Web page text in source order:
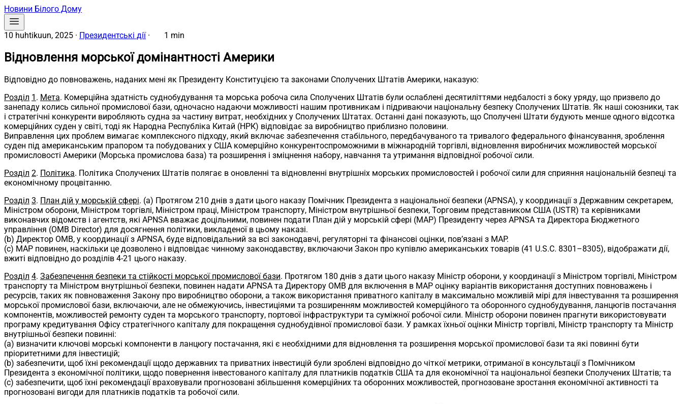
Новини Білого Дому
10 huhtikuun, 2025 · Президентські дії · 1 min
Відновлення морської домінантності Америки
Відповідно до повноважень, наданих мені як Президенту Конституцією та законами Сполучених Штатів Америки, наказую:
Розділ 1 . Мета. Комерційна здатність суднобудування та морська робоча сила Сполучених Штатів були ослаблені десятиліттями недбалості з боку уряду, що призвело до
занепаду колись сильної промислової бази, одночасно надаючи можливості нашим противникам і підриваючи національну безпеку Сполучених Штатів. Як наші союзники, так
і стратегічні конкуренти виробляють судна за частину витрат, необхідних у Сполучених Штатах. Останні дані показують, що Сполучені Штати будують менше одного відсотка
комерційних суден у світі, тоді як Народна Республіка Китай (НРК) відповідає за виробництво приблизно половини.
Виправлення цих проблем вимагає комплексного підходу, який включає забезпечення стабільного, передбачуваного та тривалого федерального фінансування, зроблення
суден під американським прапором та побудованих у США комерційно конкурентоспроможними в міжнародній торгівлі, відновлення виробничих можливостей морської
промисловості Америки (Морська промислова база) та розширення і зміцнення набору, навчання та утримання відповідної робочої сили.
Розділ 2. Політика. Політика Сполучених Штатів полягає в оновленні та відновленні внутрішніх морських промисловостей і робочої сили для сприяння національній безпеці та
економічному процвітанню.
Розділ 3. План дій у морській сфері. (a) Протягом 210 днів з дати цього наказу Помічник Президента з національної безпеки (APNSA), у координації з Державним секретарем,
Міністром оборони, Міністром торгівлі, Міністром праці, Міністром транспорту, Міністром внутрішньої безпеки, Торговим представником США (USTR) та керівниками
виконавчих відомств і агентств, які APNSA вважає доцільними, повинен подати План дій у морській сфері (MAP) Президенту через APNSA та Директора Бюджетного
управління (OMB Director) для досягнення політики, викладеної в цьому наказі.
(b) Директор OMB, у координації з APNSA, буде відповідальний за всі законодавчі, регуляторні та фінансові оцінки, пов’язані з MAP.
(c) MAP повинен, наскільки це дозволено і відповідає чинному законодавству, включаючи Закон про купівлю американських товарів (41 U.S.C. 8301–8305), відображати дії,
вжиті відповідно до розділів 4-21 цього наказу.
Розділ 4. Забезпечення безпеки та стійкості морської промислової бази. Протягом 180 днів з дати цього наказу Міністр оборони, у координації з Міністром торгівлі, Міністром
транспорту та Міністром внутрішньої безпеки, повинен надати APNSA та Директору OMB для включення в MAP оцінку варіантів використання доступних повноважень і
ресурсів, таких як повноваження Закону про виробництво оборони, а також використання приватного капіталу в максимально можливій мірі для інвестування та розширення
морської промислової бази, включаючи, але не обмежуючись, інвестиціями та розширенням можливостей комерційного та оборонного суднобудування, ланцюгів постачання
компонентів, можливостей ремонту суден та морського транспорту, портової інфраструктури та суміжної робочої сили. Міністр оборони повинен прагнути використовувати
програму кредитування Офісу стратегічного капіталу для покращення суднобудівної промислової бази. У рамках їхньої оцінки Міністр торгівлі, Міністр транспорту та Міністр
внутрішньої безпеки повинні:
(a) визначити ключові морські компоненти в ланцюгу постачання, які є необхідними для відновлення та розширення морської промислової бази та які повинні бути
пріоритетними для інвестицій;
(b) забезпечити, щоб їхні рекомендації щодо державних та приватних інвестицій були зроблені відповідно до чіткої метрики, отриманої в консультації з Помічником
Президента з економічної політики, щодо повернення інвестованого капіталу для платників податків США та для економічної та національної безпеки Сполучених Штатів; та
(c) забезпечити, щоб їхні рекомендації враховували прогнозовані збільшення комерційних та оборонних можливостей, прогнозоване зростання економічної активності та
прогнозовані вигоди для платників податків та робочої сили.